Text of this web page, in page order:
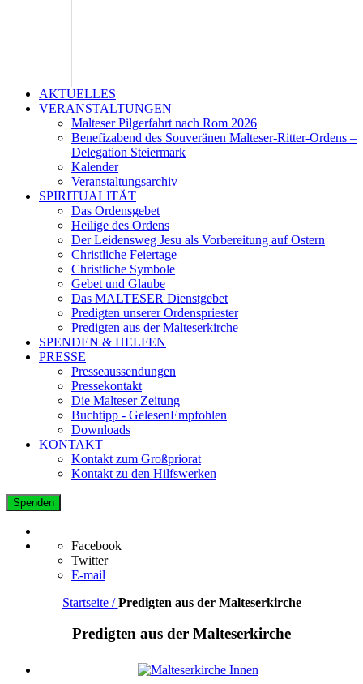
AKTUELLES
VERANSTALTUNGEN
Malteser Pilgerfahrt nach Rom 2026
Benefizabend des Souveränen Malteser-Ritter-Ordens –
Delegation Steiermark
Kalender
Veranstaltungsarchiv
SPIRITUALITÄT
Das Ordensgebet
Heilige des Ordens
Der Leidensweg Jesu als Vorbereitung auf Ostern
Christliche Feiertage
Christliche Symbole
Gebet und Glaube
Das MALTESER Dienstgebet
Predigten unserer Ordenspriester
Predigten aus der Malteserkirche
SPENDEN & HELFEN
PRESSE
Presseaussendungen
Pressekontakt
Die Malteser Zeitung
Buchtipp - GelesenEmpfohlen
Downloads
KONTAKT
Kontakt zum Großpriorat
Kontakt zu den Hilfswerken
Spenden
Facebook
Twitter
E-mail
Startseite / Predigten aus der Malteserkirche
Predigten aus der Malteserkirche